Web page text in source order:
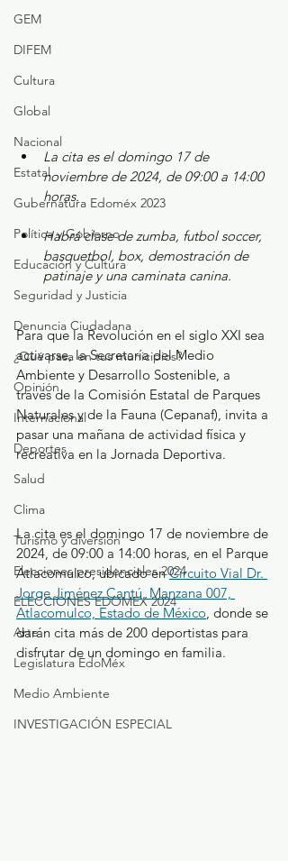
GEM
DIFEM
Cultura
Global
Nacional
Estatal
Gubernatura Edoméx 2023
Política y Gobierno
Educación y Cultura
Seguridad y Justicia
Denuncia Ciudadana
¿Qué pasa en tus municipios?
Opinión
Internacional
Deportes
Salud
Clima
Turismo y diversión
Elecciones presidenciales 2024
ELECCIONES EDOMEX 2024
Arte
Legislatura EdoMéx
Medio Ambiente
INVESTIGACIÓN ESPECIAL
La cita es el domingo 17 de
noviembre de 2024, de 09:00 a 14:00
horas.
Habrá clase de zumba, futbol soccer,
basquetbol, box, demostración de
patinaje y una caminata canina.
Para que la Revolución en el siglo XXI sea
activarse, la Secretaría del Medio
Ambiente y Desarrollo Sostenible, a
través de la Comisión Estatal de Parques
Naturales y de la Fauna (Cepanaf), invita a
pasar una mañana de actividad física y
recreativa en la Jornada Deportiva.
La cita es el domingo 17 de noviembre de
2024, de 09:00 a 14:00 horas, en el Parque
Atlacomulco, ubicado en Circuito Vial Dr.
Jorge Jiménez Cantú, Manzana 007,
Atlacomulco, Estado de México, donde se
darán cita más de 200 deportistas para
disfrutar de un domingo en familia.